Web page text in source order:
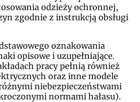
odzieży ochronnej,
zgodnie z instrukcją obsługi
oznakowania
opisowe i uzupełniające.
pracy pełnią również
oraz inne modele
niebezpieczeństwami
normami hałasu).